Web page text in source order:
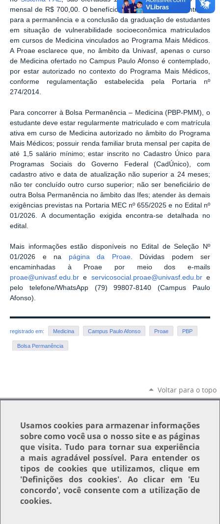
mensal de R$ 700,00. O benefício tem como objetivo contribuir
para a permanência e a conclusão da graduação de estudantes
em situação de vulnerabilidade socioeconômica matriculados
em cursos de Medicina vinculados ao Programa Mais Médicos.
A Proae esclarece que, no âmbito da Univasf, apenas o curso
de Medicina ofertado no Campus Paulo Afonso é contemplado,
por estar autorizado no contexto do Programa Mais Médicos,
conforme regulamentação estabelecida pela Portaria nº
274/2014.
Para concorrer à Bolsa Permanência – Medicina (PBP-PMM), o
estudante deve estar regularmente matriculado e com matrícula
ativa em curso de Medicina autorizado no âmbito do Programa
Mais Médicos; possuir renda familiar bruta mensal per capita de
até 1,5 salário mínimo; estar inscrito no Cadastro Único para
Programas Sociais do Governo Federal (CadÚnico), com
cadastro ativo e data de atualização não superior a 24 meses;
não ter concluído outro curso superior; não ser beneficiário de
outra Bolsa Permanência no âmbito das Ifes; atender às demais
exigências previstas na Portaria MEC nº 655/2025 e no Edital nº
01/2026. A documentação exigida encontra-se detalhada no
edital.
Mais informações estão disponíveis no Edital de Seleção Nº
01/2026 e na página da Proae. Dúvidas podem ser
encaminhadas à Proae por meio dos e-mails
proae@univasf.edu.br e servicosocial.proae@univasf.edu.bre
pelo telefone/WhatsApp (79) 99807-8140 (Campus Paulo
Afonso).
registrado em: Medicina Campus Paulo Afonso Proae PBP
Bolsa Permanência
Voltar para o topo
Usamoscookies para armazenar informações
sobre como você usa o nosso site e as páginas
que visita. Tudo para tornar sua experiência
a mais agradável possível. Para entender os
tipos de cookies que utilizamos, clique em
'Definições dos cookies'. Ao clicar em 'Eu
concordo', você consente com a utilização de
cookies.